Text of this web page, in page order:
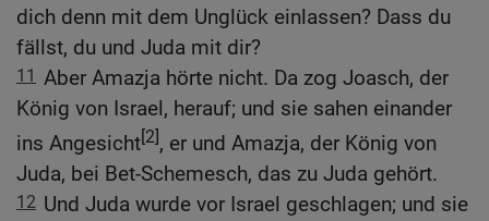
dich denn mit dem Unglück einlassen? Dass du
fällst, du und Juda mit dir?
11 Aber Amazja hörte nicht. Da zog Joasch, der
König von Israel, herauf; und sie sahen einander
ins Angesicht[2], er und Amazja, der König von
Juda, bei Bet-Schemesch, das zu Juda gehört.
12 Und Juda wurde vor Israel geschlagen; und sie